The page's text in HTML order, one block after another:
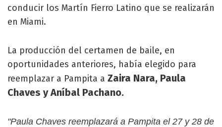
conducir los Martín Fierro Latino que se realizarán
en Miami.
La producción del certamen de baile, en
oportunidades anteriores, había elegido para
reemplazar a Pampita a Zaira Nara, Paula
Chaves y Aníbal Pachano.
"Paula Chaves reemplazará a Pampita el 27 y 28 de